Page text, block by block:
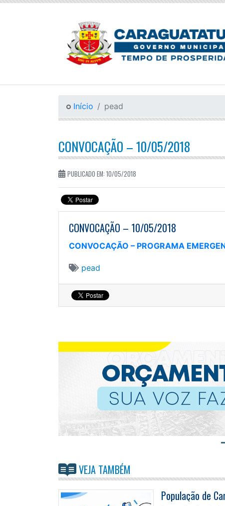
Início pead
CONVOCAÇÃO – 10/05/2018
PUBLICADO EM: 10/05/2018
CONVOCAÇÃO – 10/05/2018
CONVOCAÇÃO – PROGRAMA
pead
VEJA TAMBÉM
População de